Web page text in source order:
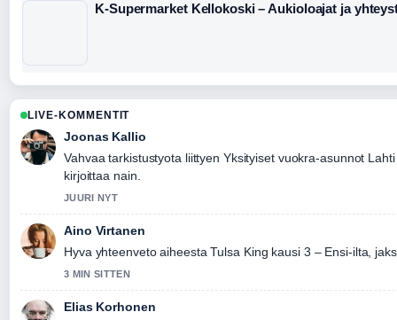
K-Supermarket Kellokoski – Aukioloajat ja
LIVE-KOMMENTIT
Joonas Kallio
Vahvaa tarkistustyota liittyen Yksityiset vuokra-asunnot
kirjoittaa nain.
JUURI NYT
Aino Virtanen
Hyva yhteenveto aiheesta Tulsa King kausi 3 – Ensi-ilta,
3 MIN SITTEN
Elias Korhonen